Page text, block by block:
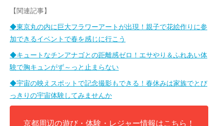
【関連記事】
◆東京丸の内に巨大フラワーアートが出現！親子で花絵作りに参
加できるイベントで春を感じに行こう
◆キュートなチンアナゴとの距離感ゼロ！エサやり＆ふれあい体
験で胸キュンがず～っと止まらない
◆宇宙の映えスポットで記念撮影もできる！春休みは家族でとび
っきりの宇宙体験してみませんか
京都周辺の遊び・体験・レジャー情報はこちら！